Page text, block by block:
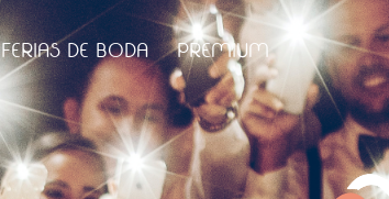
FERIAS DE BODA PREMIUM